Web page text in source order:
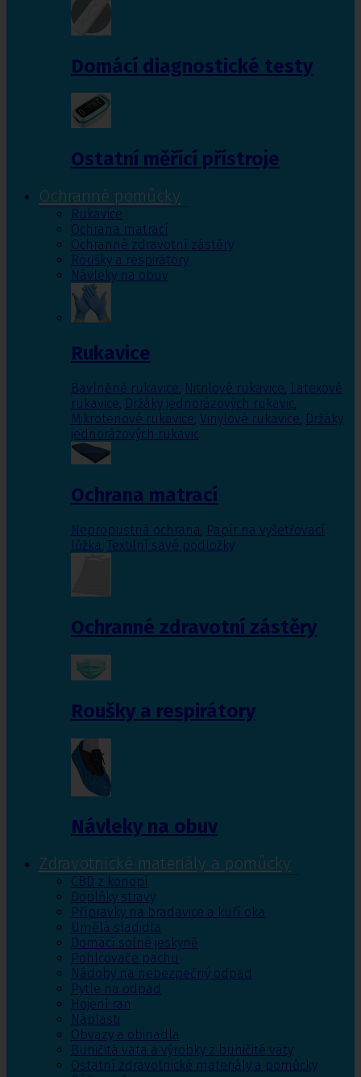
Domácí diagnostické testy
Ostatní měřící přístroje
Ochranné pomůcky
Rukavice
Ochrana matrací
Ochranné zdravotní zástěry
Roušky a respirátory
Návleky na obuv
Rukavice
Bavlněné rukavice, Nitrilové rukavice, Latexové
rukavice, Držáky jednorázových rukavic,
Mikrotenové rukavice, Vinylové rukavice, Držáky
jednorázových rukavic
Ochrana matrací
Nepropustná ochrana, Papír na vyšetřovací
lůžka, Textilní savé podložky
Ochranné zdravotní zástěry
Roušky a respirátory
Návleky na obuv
Zdravotnické materiály a pomůcky
CBD z konopí
Doplňky stravy
Přípravky na bradavice a kuří oka
Umělá sladidla
Domácí solné jeskyně
Pohlcovače pachu
Nádoby na nebezpečný odpad
Pytle na odpad
Hojení ran
Náplasti
Obvazy a obinadla
Buničitá vata a výrobky z buničité vaty
Ostatní zdravotnické materiály a pomůcky